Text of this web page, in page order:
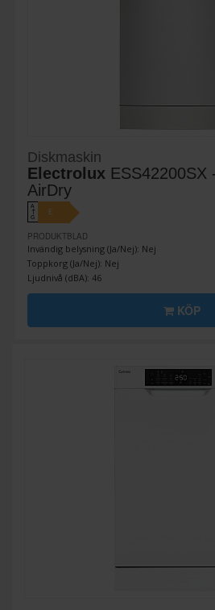
Diskmaskin
Electrolux ESS42200SX
AirDry
A
↑
G
E
PRODUKTBLAD
Invändig belysning (Ja/Nej): Nej
Toppkorg (Ja/Nej): Nej
Ljudnivå (dBA): 46
KÖP